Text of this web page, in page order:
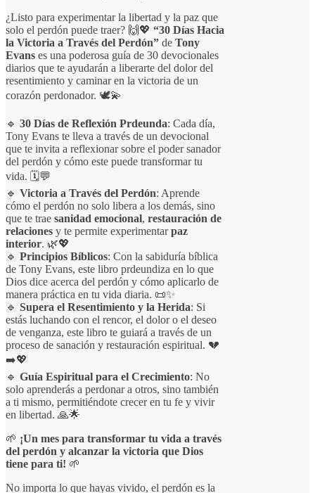
¿Listo para experimentar la libertad y la paz que
solo el perdón puede traer? 🙌💖 “30 Días Hacia
la Victoria a Través del Perdón” de Tony
Evans es una poderosa guía de 30 devocionales
diarios que te ayudarán a liberarte del dolor del
resentimiento y caminar en la victoria de un
corazón perdonador. 🕊️💫
🔹 30 Días de Reflexión Prdeunda: Cada día,
Tony Evans te lleva a través de un devocional
que te invita a reflexionar sobre el poder sanador
del perdón y cómo este puede transformar tu
vida. 🗓️💬
🔹 Victoria a Través del Perdón: Aprende
cómo el perdón no solo libera a los demás, sino
que te trae sanidad emocional, restauración de
relaciones y te permite experimentarpaz
interior. 🌿💖
🔹 Principios Bíblicos: Con la sabiduría bíblica
de Tony Evans, este libro prdeundiza en lo que
Dios dice acerca del perdón y cómo aplicarlo de
manera práctica en tu vida diaria. 📜✨
🔹 Supera el Resentimiento y la Herida: Si
estás luchando con el rencor, el dolor o el deseo
de venganza, este libro te guiará a través de un
proceso de sanación y restauración espiritual. 💔
➡️💖
🔹 Guía Espiritual para el Crecimiento: No
solo aprenderás a perdonar a otros, sino también
a ti mismo, permitiéndote crecer en tu fe y vivir
en libertad. 🙏🌟
🌱 ¡Un mes para transformar tu vida a través
del perdón y alcanzar la victoria que Dios
tiene para ti! 🌱
No importa lo que hayas vivido, el perdón es la